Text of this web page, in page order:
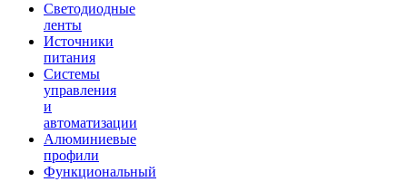
Светодиодные
ленты
Источники
питания
Системы
управления
и
автоматизации
Алюминиевые
профили
Функциональный